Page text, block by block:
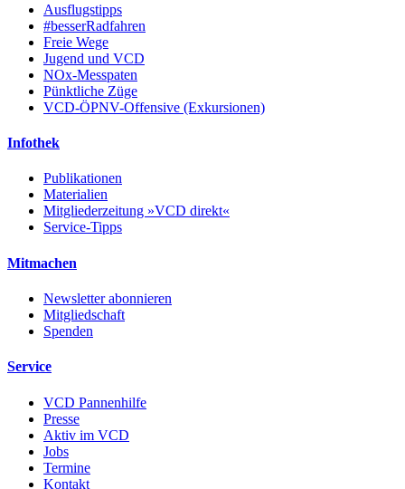
Ausflugstipps
#besserRadfahren
Freie Wege
Jugend und VCD
NOx-Messpaten
Pünktliche Züge
VCD-ÖPNV-Offensive (Exkursionen)
Infothek
Publikationen
Materialien
Mitgliederzeitung »VCD direkt«
Service-Tipps
Mitmachen
Newsletter abonnieren
Mitgliedschaft
Spenden
Service
VCD Pannenhilfe
Presse
Aktiv im VCD
Jobs
Termine
Kontakt